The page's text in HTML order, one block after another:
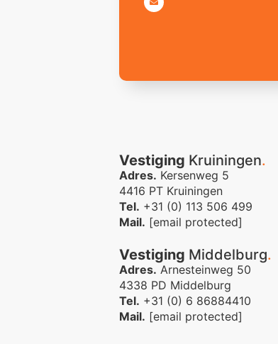
Vestiging Kruiningen.
Adres. Kersenweg 5
4416 PT Kruiningen
Tel. +31 (0) 113 506 499
Mail. [email protected]
Vestiging Middelburg.
Adres. Arnesteinweg 50
4338 PD Middelburg
Tel. +31 (0) 6 86884410
Mail. [email protected]